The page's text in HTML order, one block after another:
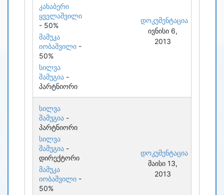
კახაბერი
ყველაშვილი
- 50%
მამუკა
იობაშვილი -
50%
სილვა
შამუგია -
პარტნიორი
დოკუმენტაცია
ივნისი 6,
2013
სილვა
შამუგია -
პარტნიორი
სილვა
შამუგია -
დირექტორი
მამუკა
იობაშვილი -
50%
დოკუმენტაცია
მაისი 13,
2013